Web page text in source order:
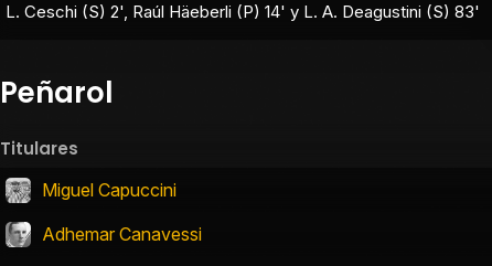
L. Ceschi (S) 2', Raúl Häeberli (P) 14' y L. A. Deagustini (S) 83'
Peñarol
Titulares
Miguel Capuccini
Adhemar Canavessi